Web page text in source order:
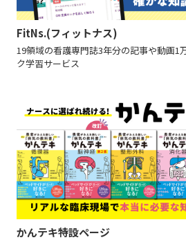
FitNs.(フィットナス)
19領域の看護専門誌3年分の記事や動画1
ク学習サービス
かんテキ特設ページ